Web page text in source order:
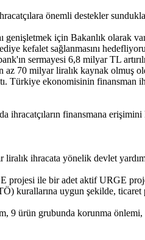
önemli destekler
genişletmek için Bakanlık olarak
sağlanmasını
sermayesi 6,8 milyar TL
az 70 milyar liralık kaynak
Türkiye ekonomisinin finansman
ihracatçıların finansmana
ihracata yönelik devlet
projesi ile bir adet aktif URGE
kurallarına uygun şekilde,
9 ürün grubunda korunma